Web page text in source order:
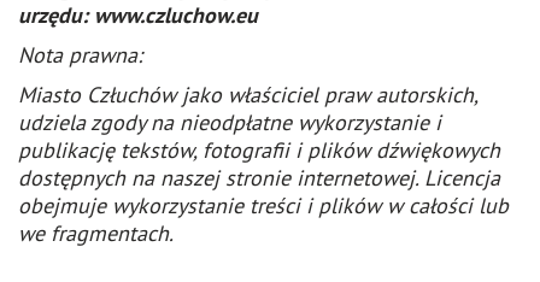
urzędu: www.czluchow.eu
Nota prawna:
Miasto Człuchów jako właściciel praw autorskich,
udziela zgody na nieodpłatne wykorzystanie i
publikację tekstów, fotografii i plików dźwiękowych
dostępnych na naszej stronie internetowej. Licencja
obejmuje wykorzystanie treści i plików w całości lub
we fragmentach.